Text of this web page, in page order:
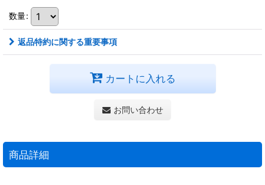
数量:
返品特約に関する重要事項
カートに入れる
お問い合わせ
商品詳細